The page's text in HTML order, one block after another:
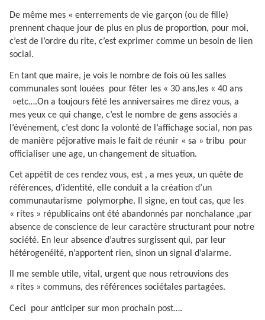
De même mes « enterrements de vie garçon (ou de fille)
prennent chaque jour de plus en plus de proportion, pour moi,
c’est de l’ordre du rite, c’est exprimer comme un besoin de lien
social.
En tant que maire, je vois le nombre de fois où les salles
communales sont louées pour fêter les « 30 ans,les « 40 ans
»etc….On a toujours fêté les anniversaires me direz vous, a
mes yeux ce qui change, c’est le nombre de gens associés a
l’événement, c’est donc la volonté de l’affichage social, non pas
de manière péjorative mais le fait de réunir « sa » tribu pour
officialiser une age, un changement de situation.
Cet appétit de ces rendez vous, est , a mes yeux, un quête de
références, d’identité, elle conduit a la création d’un
communautarisme polymorphe. Il signe, en tout cas, que les
« rites » républicains ont été abandonnés par nonchalance ,par
absence de conscience de leur caractère structurant pour notre
société. En leur absence d’autres surgissent qui, par leur
hétérogenéité, n’apportent rien, sinon un signal d’alarme.
Il me semble utile, vital, urgent que nous retrouvions des
« rites » communs, des références sociétales partagées.
Ceci pour anticiper sur mon prochain post….